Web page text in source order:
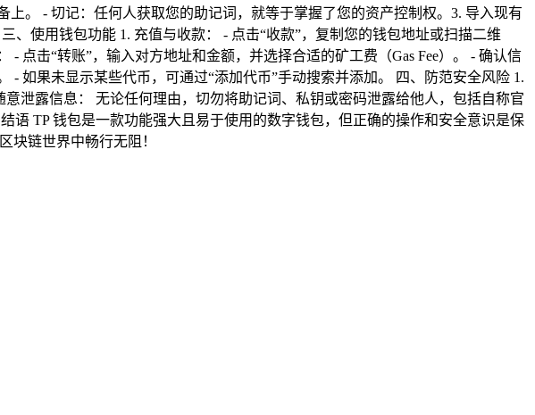
。 - 切记：任何人获取您的助记词，就等于掌握了您的资产控制权。3. 导入现有
、使用钱包功能 1. 充值与收款： - 点击“收款”，复制您的钱包地址或扫描二维
点击“转账”，输入对方地址和金额，并选择合适的矿工费（Gas Fee）。 - 确认信
如果未显示某些代币，可通过“添加代币”手动搜索并添加。 四、防范安全风险 1.
泄露信息： 无论任何理由，切勿将助记词、私钥或密码泄露给他人，包括自称官
语 TP 钱包是一款功能强大且易于使用的数字钱包，但正确的操作和安全意识是保
块链世界中畅行无阻！